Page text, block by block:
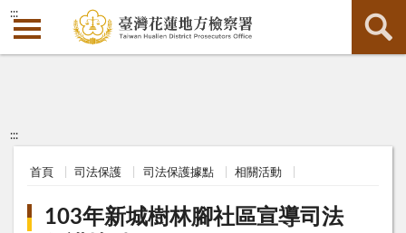
:::
:::
首頁 司法保護 司法保護據點 相關活動
103年新城樹林腳社區宣導司法